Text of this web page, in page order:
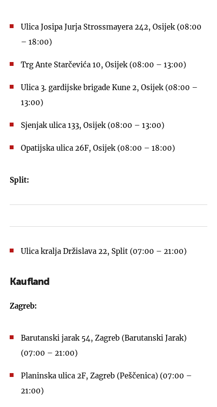
Ulica Josipa Jurja Strossmayera 242, Osijek (08:00
– 18:00)
Trg Ante Starčevića 10, Osijek (08:00 – 13:00)
Ulica 3. gardijske brigade Kune 2, Osijek (08:00 –
13:00)
Sjenjak ulica 133, Osijek (08:00 – 13:00)
Opatijska ulica 26F, Osijek (08:00 – 18:00)
Split:
Ulica kralja Držislava 22, Split (07:00 – 21:00)
Kaufland
Zagreb:
Barutanski jarak 54, Zagreb (Barutanski Jarak)
(07:00 – 21:00)
Planinska ulica 2F, Zagreb (Peščenica) (07:00 –
21:00)